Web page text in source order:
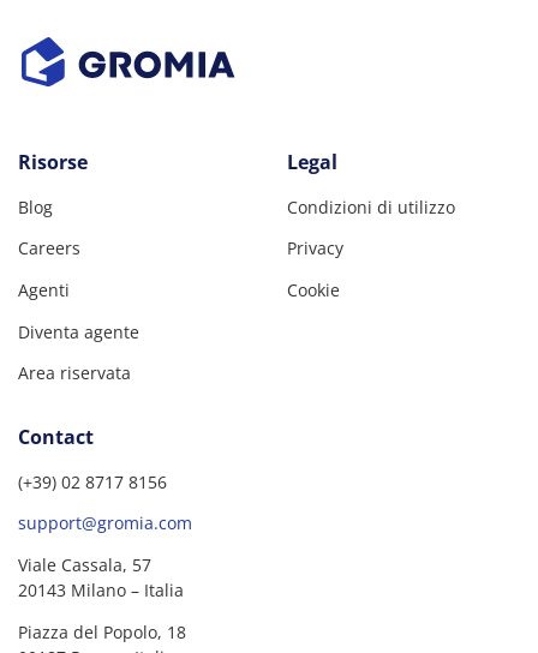
Risorse
Blog
Careers
Agenti
Diventa agente
Area riservata
Legal
Condizioni di utilizzo
Privacy
Cookie
Contact
(+39) 02 8717 8156
support@gromia.com
Viale Cassala, 57
20143 Milano – Italia
Piazza del Popolo, 18